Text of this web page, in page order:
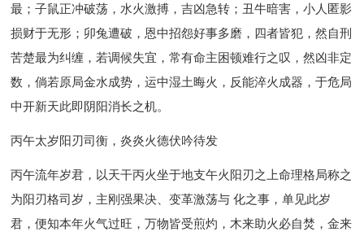
最；子鼠正冲破荡，水火激搏，吉凶急转；丑牛暗害，小人匿影
损财于无形；卯兔遭破，恩中招怨好事多磨，四者皆犯，然自刑
苦楚最为纠缠，若调候失宜，常有命主困顿难行之叹，然凶非定
数，倘若原局金水成势，运中湿土晦火，反能淬火成器，于危局
中开新天此即阴阳消长之机。
丙午太岁阳刃司衡，炎炎火德伏吟待发
丙午流年岁君，以天干丙火坐于地支午火阳刃之上命理格局称之
为阳刃格司岁，主刚强果决、变革激荡与 化之事，单见此岁
君，便知本年火气过旺，万物皆受煎灼，木来助火必自焚，金来